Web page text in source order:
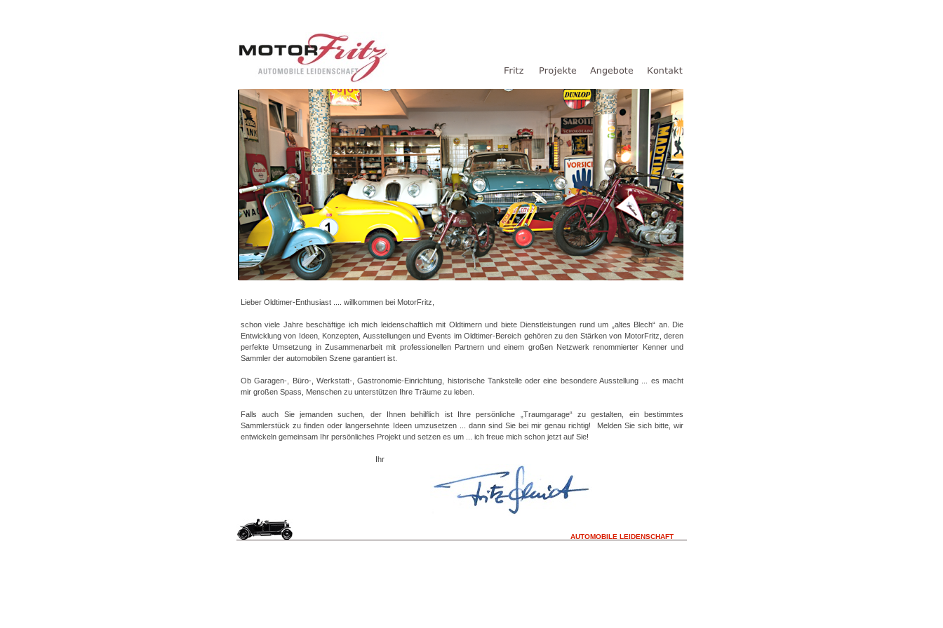
AUTOMOBILE LEIDENSCHAFT
Lieber Oldtimer-Enthusiast .... willkommen bei MotorFritz,
schon viele Jahre beschäftige ich mich leidenschaftlich mit Oldtimern und biete Dienstleistungen rund um „altes Blech“ an. Die
Entwicklung von Ideen, Konzepten, Ausstellungen und Events im Oldtimer-Bereich gehören zu den Stärken von MotorFritz, deren
perfekte Umsetzung in Zusammenarbeit mit professionellen Partnern und einem großen Netzwerk renommierter Kenner und
Sammler der automobilen Szene garantiert ist.
Ob Garagen-, Büro-, Werkstatt-, Gastronomie-Einrichtung, historische Tankstelle oder eine besondere Ausstellung ... es macht
mir großen Spass, Menschen zu unterstützen Ihre Träume zu leben.
Falls auch Sie jemanden suchen, der Ihnen behilflich ist Ihre persönliche „Traumgarage“ zu gestalten, ein bestimmtes
Sammlerstück zu finden oder langersehnte Ideen umzusetzen ... dann sind Sie bei mir genau richtig! Melden Sie sich bitte, wir
entwickeln gemeinsam Ihr persönliches Projekt und setzen es um ... ich freue mich schon jetzt auf Sie!
Ihr